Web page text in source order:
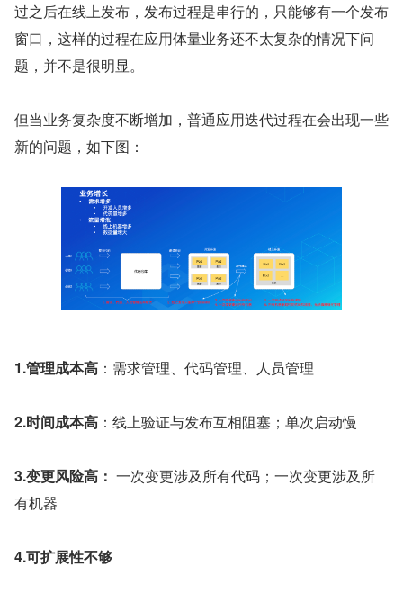
过之后在线上发布，发布过程是串行的，只能够有一个发布
窗口，这样的过程在应用体量业务还不太复杂的情况下问
题，并不是很明显。
但当业务复杂度不断增加，普通应用迭代过程在会出现一些
新的问题，如下图：
1.管理成本高 ：需求管理、代码管理、人员管理
2.时间成本高 ：线上验证与发布互相阻塞；单次启动慢
3.变更风险高： 一次变更涉及所有代码；一次变更涉及所
有机器
4.可扩展性不够